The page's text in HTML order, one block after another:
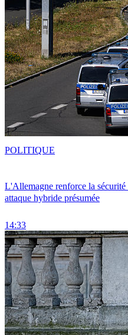
L'Allemagne renforce la
attaque hybride présumée
14:33
POLITIQUE